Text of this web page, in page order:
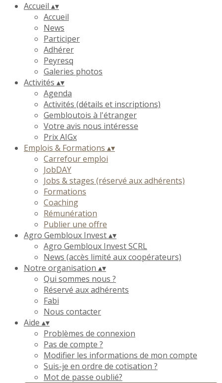
Accueil ▴▾
Accueil
News
Participer
Adhérer
Peyresq
Galeries photos
Activités ▴▾
Agenda
Activités (détails et inscriptions)
Gembloutois à l'étranger
Votre avis nous intéresse
Prix AIGx
Emplois & Formations ▴▾
Carrefour emploi
JobDAY
Jobs & stages (réservé aux adhérents)
Formations
Coaching
Rémunération
Publier une offre
Agro Gembloux Invest▴▾
Agro Gembloux Invest SCRL
News (accès limité aux coopérateurs)
Notre organisation ▴▾
Qui sommes nous ?
Réservé aux adhérents
Fabi
Nous contacter
Aide ▴▾
Problèmes de connexion
Pas de compte ?
Modifier les informations de mon compte
Suis-je en ordre de cotisation ?
Mot de passe oublié?